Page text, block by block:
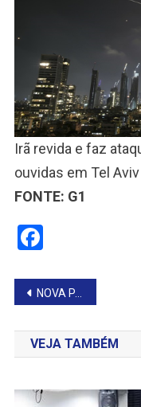
Irã revida e faz
ouvidas em Tel
FONTE: G1
Facebook
Navegação
de
Post
NOVA PARÓQUIA MUDA A HISTÓRIA DA VILA
VEJA TAMBÉM